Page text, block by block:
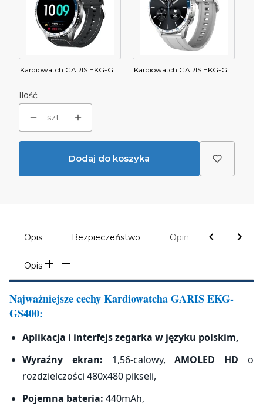
Kardiowatch GARIS EKG-GS400 - czarny Kardiowatch GARIS EKG-GS400 - szary pasek silikonowy
Ilość
szt.
Dodaj do koszyka
Opis Bezpieczeństwo Opinie
Opis
Najważniejsze cechy Kardiowatcha GARIS EKG-
GS400:
Aplikacja i interfejs zegarka w języku polskim,
Wyraźny ekran: 1,56-calowy,AMOLED HD o
rozdzielczości 480x480 pikseli,
Pojemna bateria: 440mAh,